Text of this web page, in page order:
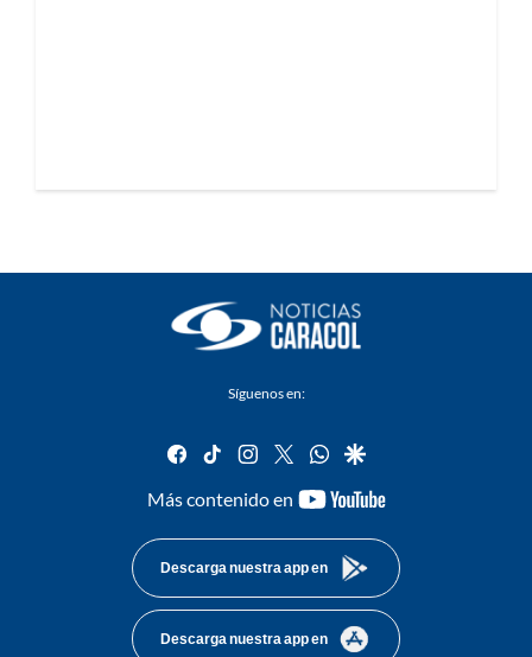
Síguenos en:
facebook
tiktok instagram
twitterwhatsapp
google
Más contenido en
youtube-
Descarga nuestra app en
Descarga nuestra app en